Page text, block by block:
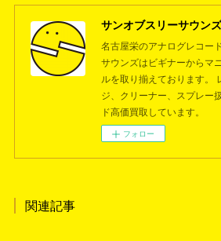
名古屋栄のアナログレコー
サウンズはビギナーからマ
ルを取り揃えております。
ジ、クリーナー、スプレー
ド高価買取しています。
フォロー
関連記事